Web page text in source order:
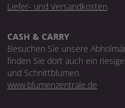
Liefer- und Versandkosten
CASH & CARRY
Besuchen Sie unsere
finden Sie dort auch ein
und Schnittblumen.
www.blumenzentrale.de